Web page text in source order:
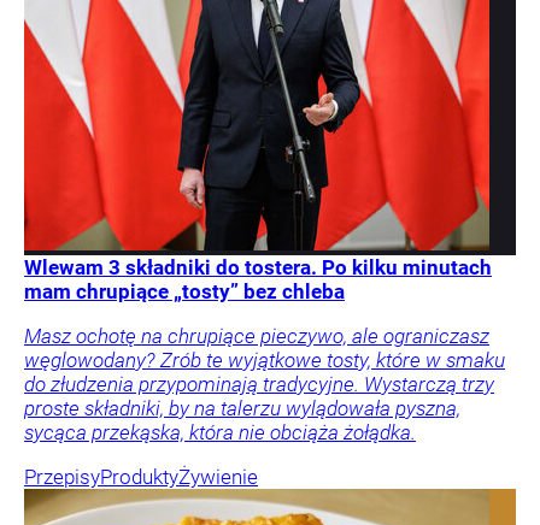
Wlewam 3 składniki do tostera. Po kilku minutach
mam chrupiące „tosty” bez chleba
Masz ochotę na chrupiące pieczywo, ale ograniczasz
węglowodany? Zrób te wyjątkowe tosty, które w smaku
do złudzenia przypominają tradycyjne. Wystarczą trzy
proste składniki, by na talerzu wylądowała pyszna,
sycąca przekąska, która nie obciąża żołądka.
PrzepisyProduktyŻywienie